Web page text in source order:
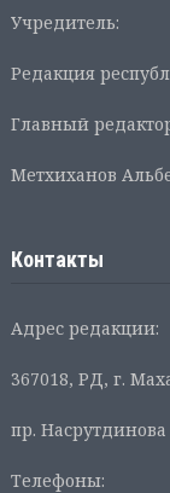
Учредитель:
Редакция
Главный
Метхиханов
Контакты
Адрес редакции:
367018, РД, г.
пр. Насрутдинова
Телефоны: